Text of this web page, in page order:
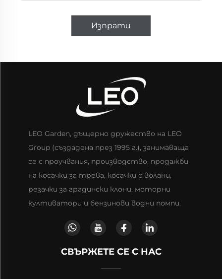
Изпрати
LEO Garden, дъщерно дружество на LEO
Group (създадена през 1995 г.), занимаваща
се с проучвания, производство, продажби
на косачки за трева, косачки с волани,
резачки за градински клони, моторни
култиватори и бензинови водни помпи.
СВЪРЖЕТЕ СЕ С НАС